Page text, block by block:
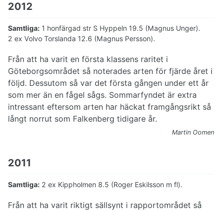
2012
Samtliga: 1 honfärgad str S Hyppeln 19.5 (Magnus Unger).
2 ex Volvo Torslanda 12.6 (Magnus Persson).
Från att ha varit en första klassens raritet i
Göteborgsområdet så noterades arten för fjärde året i
följd. Dessutom så var det första gången under ett år
som mer än en fågel sågs. Sommarfyndet är extra
intressant eftersom arten har häckat framgångsrikt så
långt norrut som Falkenberg tidigare år.
Martin Oomen
2011
Samtliga: 2 ex Kippholmen 8.5 (Roger Eskilsson m fl).
Från att ha varit riktigt sällsynt i rapportområdet så